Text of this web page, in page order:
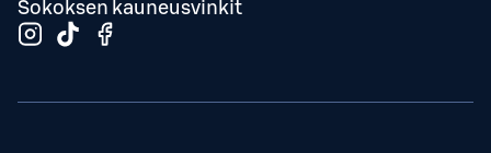
Sokoksen kauneusvinkit